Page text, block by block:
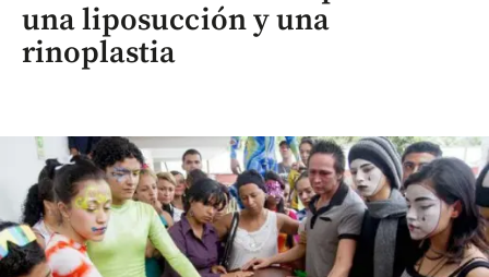
una liposucción y una
rinoplastia